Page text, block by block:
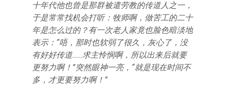
十年代他也曾是那群被遣劳教的传道人之一，
于是常常找机会打听：牧师啊，做苦工的二十
年是怎么过的？有一次老人家竟也脸色暗淡地
表示：“唔，那时也软弱了很久，灰心了，没
有好好传道……求主怜悯啊，所以出来后就要
更努力啊！”突然眼神一亮，“就是现在时间不
多，才更要努力啊！”